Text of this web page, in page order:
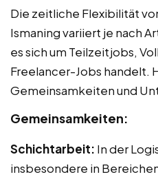
Die zeitliche Flexibilität
Ismaning variiert je nach
es sich um Teilzeitjobs,
Freelancer-Jobs handelt.
Gemeinsamkeiten und
Gemeinsamkeiten:
Schichtarbeit: In der
insbesondere in